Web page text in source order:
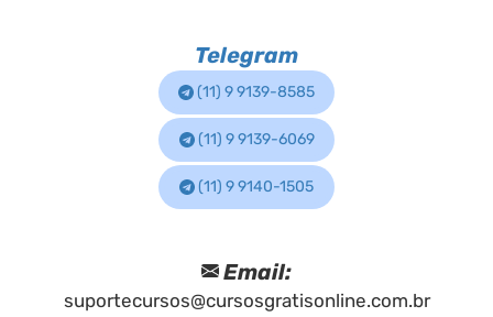
Telegram
(11) 9 9139-8585
(11) 9 9139-6069
(11) 9 9140-1505
Email:
suportecursos@cursosgratisonline.com.br